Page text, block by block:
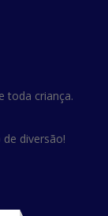
toda criança.
diversão!